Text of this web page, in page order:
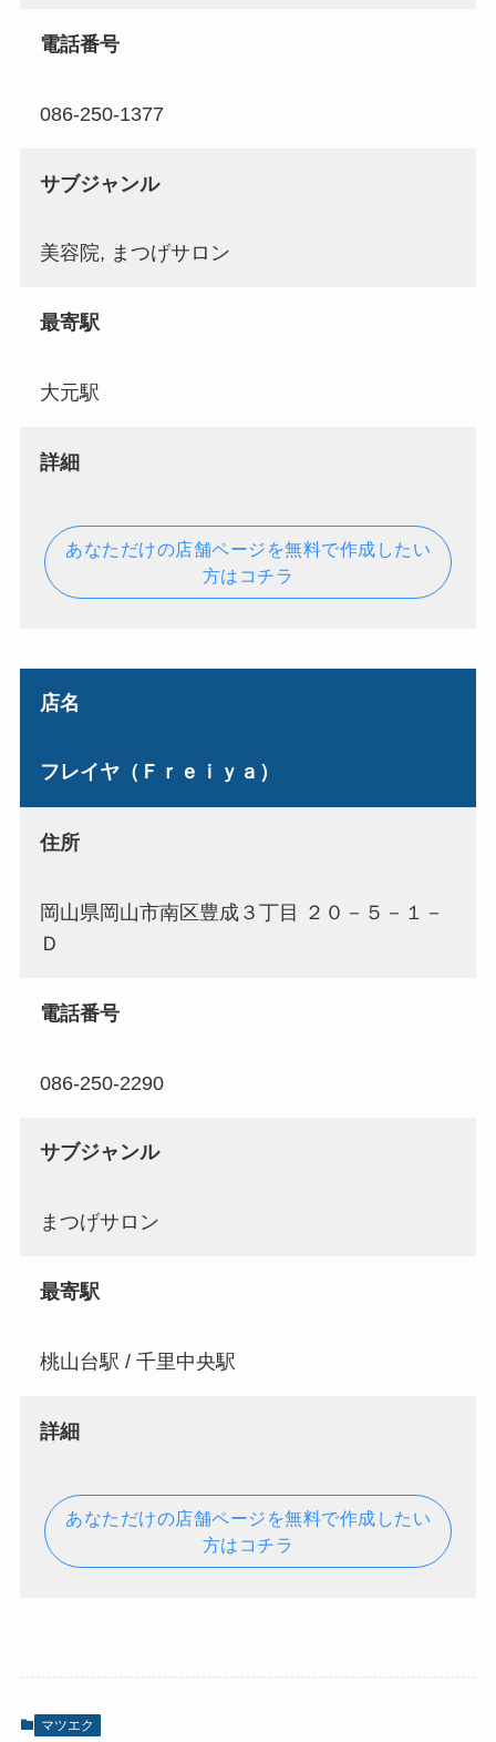
電話番号
086-250-1377
サブジャンル
美容院, まつげサロン
最寄駅
大元駅
詳細
あなただけの店舗ページを無料で作成したい
方はコチラ
店名
フレイヤ（Ｆｒｅｉｙａ）
住所
岡山県岡山市南区豊成３丁目 ２０－５－１－
Ｄ
電話番号
086-250-2290
サブジャンル
まつげサロン
最寄駅
桃山台駅 / 千里中央駅
詳細
あなただけの店舗ページを無料で作成したい
方はコチラ
マツエク